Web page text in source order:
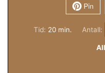
Pin
Tid: 20minutter
min. Antall: